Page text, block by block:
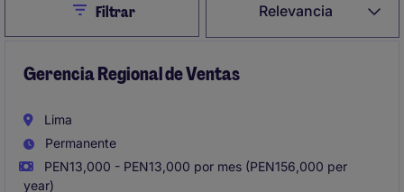
Relevancia
CloseFiltrar
Gerencia Regional de Ventas
Lima
Permanente
PEN13,000 - PEN13,000 por mes (PEN156,000 per
year)